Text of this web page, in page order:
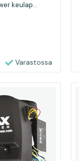
keulap...
Varastossa